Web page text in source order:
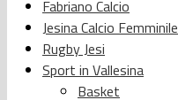
Fabriano Calcio
Jesina Calcio Femminile
Rugby Jesi
Sport in Vallesina
Basket